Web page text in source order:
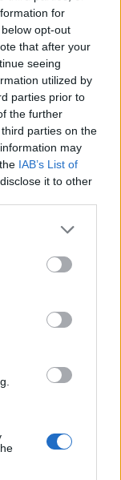
for
opt-out
that after your
seeing
utilized by
parties prior to
the further
parties on the
may
IAB’s List of
it to other
uczuć”
Adam
”
ukazania
i
jak
w cyklu
Ich
przyczyn;
z kraju,
własną
odnosi